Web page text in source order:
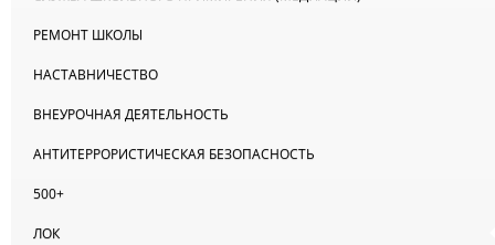
РЕМОНТ ШКОЛЫ
НАСТАВНИЧЕСТВО
ВНЕУРОЧНАЯ ДЕЯТЕЛЬНОСТЬ
АНТИТЕРРОРИСТИЧЕСКАЯ БЕЗОПАСНОСТЬ
500+
ЛОК